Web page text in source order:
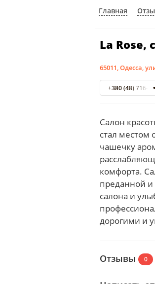
Главная
La Rose,
65011, Одесса,
+380 (48) 716-
Салон
стал местом
чашечку
комфорта.
преданной
салона и
дорогими и
Отзывы 0